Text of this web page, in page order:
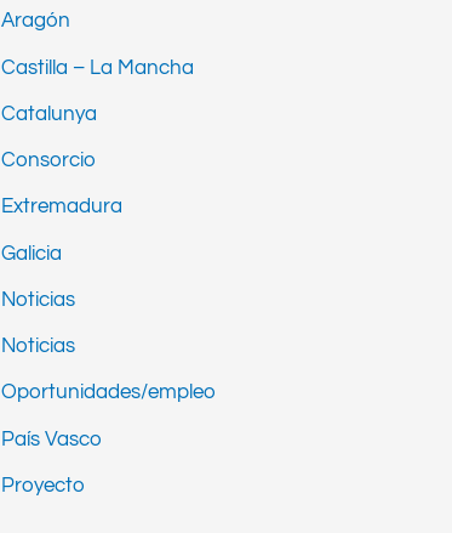
Aragón
Castilla – La Mancha
Catalunya
Consorcio
Extremadura
Galicia
Noticias
Noticias
Oportunidades/empleo
País Vasco
Proyecto